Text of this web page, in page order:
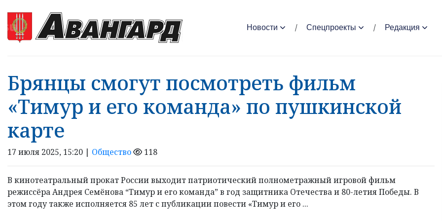
Новости Спецпроекты Редакция
Брянцы смогут посмотреть фильм
«Тимур и его команда» по пушкинской
карте
17 июля 2025, 15:20 | Общество 118
В кинотеатральный прокат России выходит патриотический полнометражный игровой фильм
режиссёра Андрея Семёнова “Тимур и его команда” в год защитника Отечества и 80-летия Победы. В
этом году также исполняется 85 лет с публикации повести «Тимур и его ...